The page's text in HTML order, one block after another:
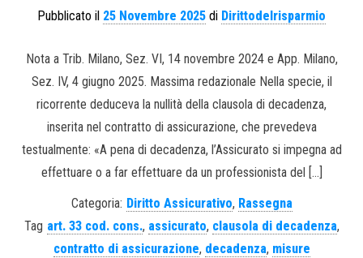
Pubblicato il 25 Novembre 2025 di Dirittodelrisparmio
Nota a Trib. Milano, Sez. VI, 14 novembre 2024 e App. Milano,
Sez. IV, 4 giugno 2025. Massima redazionale Nella specie, il
ricorrente deduceva la nullità della clausola di decadenza,
inserita nel contratto di assicurazione, che prevedeva
testualmente: «A pena di decadenza, l’Assicurato si impegna ad
effettuare o a far effettuare da un professionista del […]
Categoria: Diritto Assicurativo, Rassegna
Tag art. 33 cod. cons., assicurato, clausola di decadenza,
contratto di assicurazione, decadenza, misure